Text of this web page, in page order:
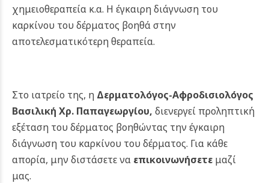
χημειοθεραπεία κ.α. Η έγκαιρη διάγνωση του
καρκίνου του δέρματος βοηθά στην
αποτελεσματικότερη θεραπεία.
Στο ιατρείο της, η Δερματολόγος-Αφροδισιολόγος
Βασιλική Χρ. Παπαγεωργίου, διενεργεί προληπτική
εξέταση του δέρματος βοηθώντας την έγκαιρη
διάγνωση του καρκίνου του δέρματος. Για κάθε
απορία, μην διστάσετε να επικοινωνήσετε μαζί
μας.